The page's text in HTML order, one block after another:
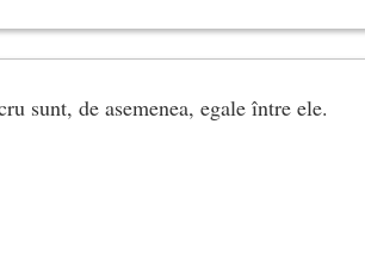
sunt, de asemenea, egale între ele.